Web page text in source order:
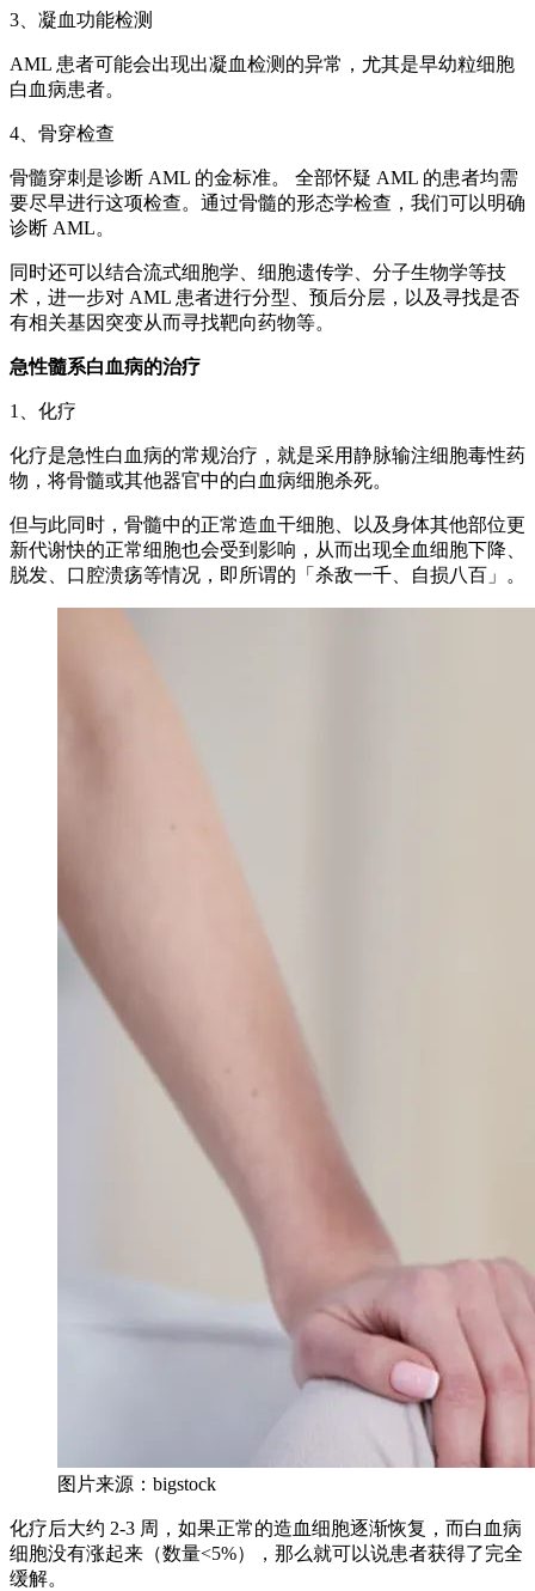
3、凝血功能检测
AML 患者可能会出现出凝血检测的异常，尤其是早幼粒细胞
白血病患者。
4、骨穿检查
骨髓穿刺是诊断 AML 的金标准。 全部怀疑 AML 的患者均需
要尽早进行这项检查。通过骨髓的形态学检查，我们可以明确
诊断 AML。
同时还可以结合流式细胞学、细胞遗传学、分子生物学等技
术，进一步对 AML 患者进行分型、预后分层，以及寻找是否
有相关基因突变从而寻找靶向药物等。
急性髓系白血病的治疗
1、化疗
化疗是急性白血病的常规治疗，就是采用静脉输注细胞毒性药
物，将骨髓或其他器官中的白血病细胞杀死。
但与此同时，骨髓中的正常造血干细胞、以及身体其他部位更
新代谢快的正常细胞也会受到影响，从而出现全血细胞下降、
脱发、口腔溃疡等情况，即所谓的「杀敌一千、自损八百」。
图片来源：bigstock
化疗后大约 2-3 周，如果正常的造血细胞逐渐恢复，而白血病
细胞没有涨起来（数量<5%），那么就可以说患者获得了完全
缓解。